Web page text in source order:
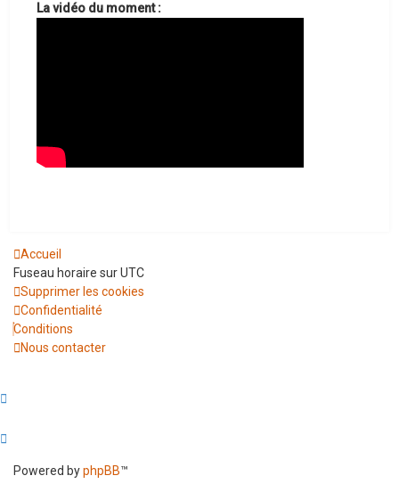
La vidéo du moment :
Accueil
Fuseau horaire surUTC
Supprimer les cookies
Confidentialité
Conditions
Nous contacter
Powered byphpBB™